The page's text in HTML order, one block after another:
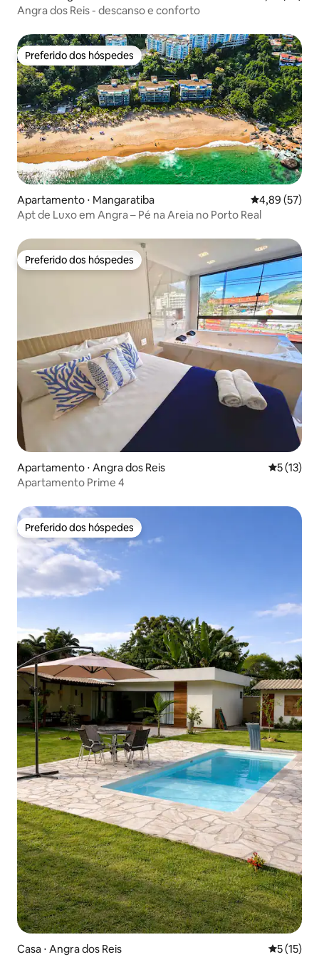
Angra dos Reis - descanso e conforto
Preferido dos hóspedes
Preferido dos hóspedes
Apartamento ⋅ Mangaratiba 4,89 de uma
4,89 (57)
Apt de Luxo em Angra – Pé na Areia no Porto Real
Preferido dos hóspedes
Preferido dos hóspedes
Apartamento ⋅ Angra dos Reis 5 de uma
5 (13)
Apartamento Prime 4
Preferido dos hóspedes
Preferido dos hóspedes
Casa ⋅ Angra dos Reis 5 de uma
5 (15)